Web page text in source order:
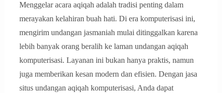
Menggelar acara aqiqah adalah tradisi penting dalam
merayakan kelahiran buah hati. Di era komputerisasi ini,
mengirim undangan jasmaniah mulai ditinggalkan karena
lebih banyak orang beralih ke laman undangan aqiqah
komputerisasi. Layanan ini bukan hanya praktis, namun
juga memberikan kesan modern dan efisien. Dengan jasa
situs undangan aqiqah komputerisasi, Anda dapat